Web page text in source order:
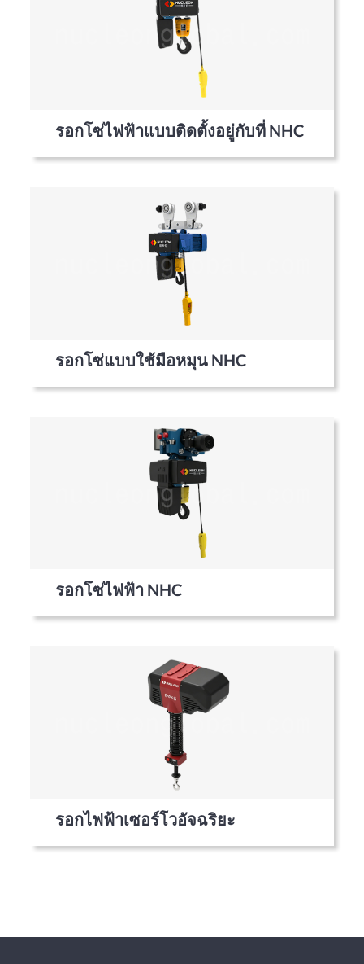
รอกโซ่ไฟฟ้าแบบติดตั้งอยู่กับที่ NHC
รอกโซ่แบบใช้มือหมุน NHC
รอกโซ่ไฟฟ้า NHC
รอกไฟฟ้าเซอร์โวอัจฉริยะ